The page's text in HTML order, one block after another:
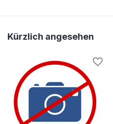
Kürzlich angesehen